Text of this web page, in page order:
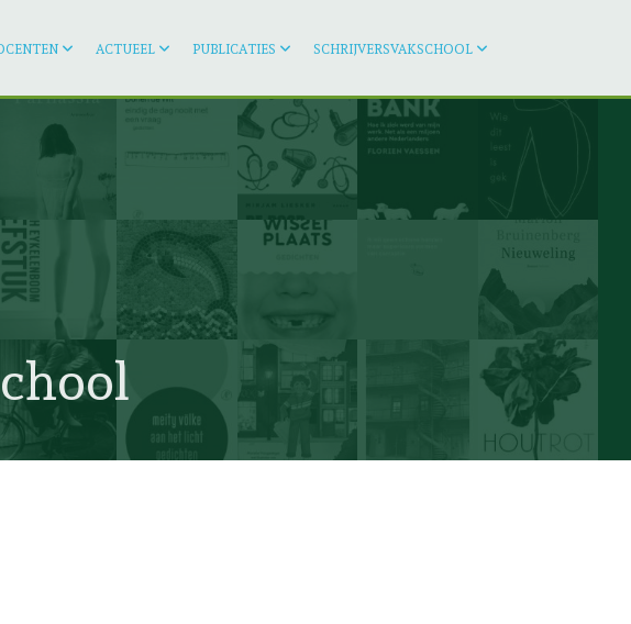
ACTUEEL PUBLICATIES SCHRIJVERSVAKSCHOOL